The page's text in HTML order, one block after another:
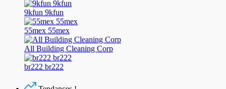
9kfun 9kfun
55mex 55mex
All Building Cleaning Corp
br222 br222